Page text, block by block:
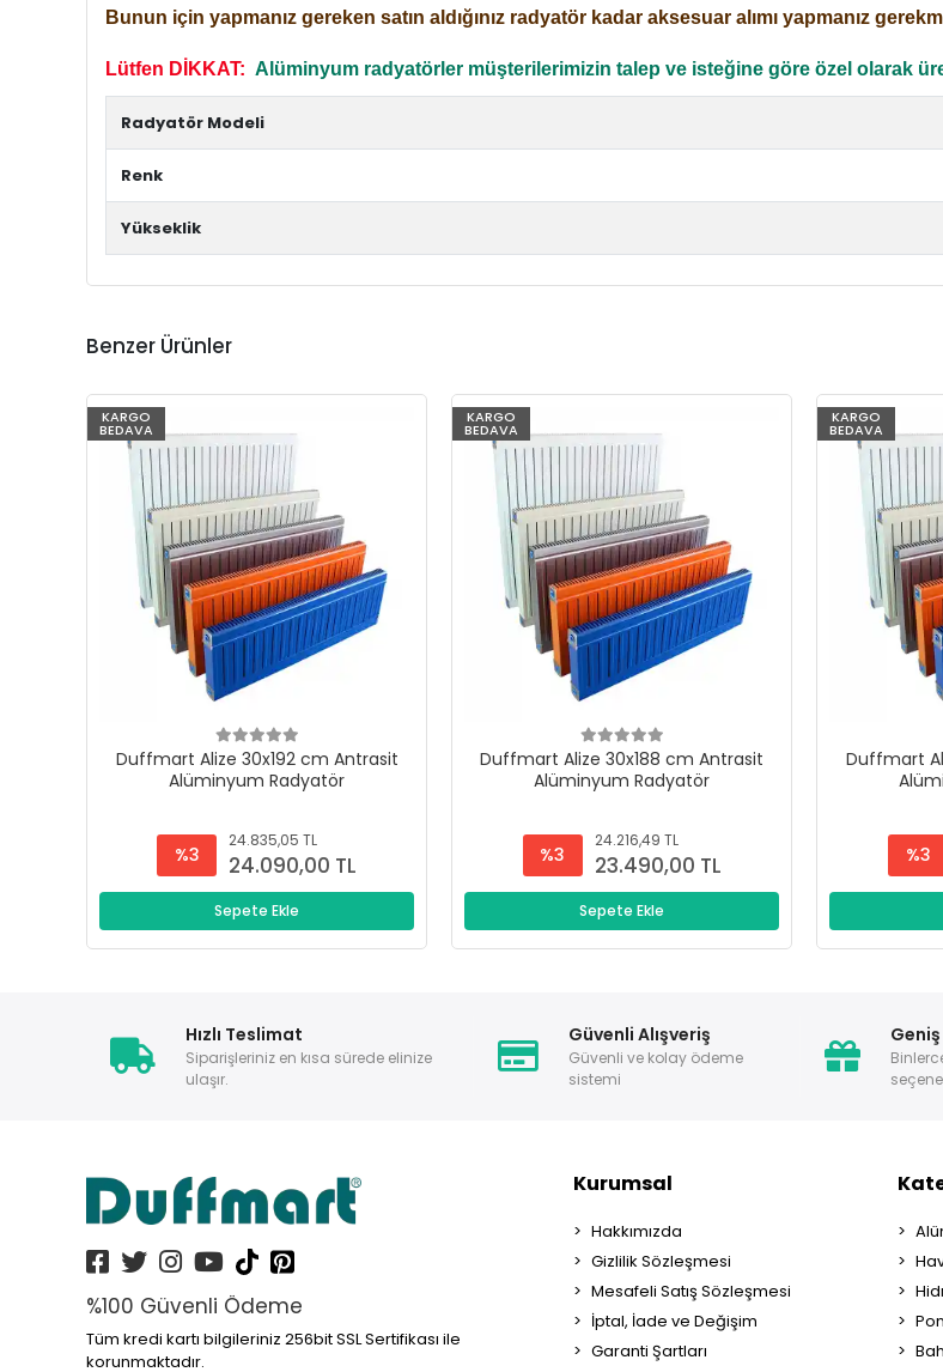
Bunun için yapmanız gereken satın aldığınız radyatör kadar aksesuar alımı yapmanız
Lütfen DİKKAT: Alüminyum radyatörler müşterilerimizin talep ve isteğine göre özel olarak
Radyatör Modeli
Renk
Yükseklik
Benzer Ürünler
KARGO
BEDAVA
Duffmart Alize 30x192 cm Antrasit
Alüminyum Radyatör
%3
24.835,05 TL
24.090,00 TL
Sepete Ekle
KARGO
BEDAVA
Duffmart Alize 30x188 cm Antrasit
Alüminyum Radyatör
%3
24.216,49 TL
23.490,00 TL
Sepete Ekle
KARGO
BEDAVA
Duffmart
%3
Hızlı Teslimat
Siparişleriniz en kısa sürede elinize
ulaşır.
Güvenli Alışveriş
Güvenli ve kolay ödeme
sistemi
%100 Güvenli Ödeme
Tüm kredi kartı bilgileriniz 256bit SSL Sertifikası ile
korunmaktadır.
Kurumsal
Hakkımızda
Gizlilik Sözleşmesi
Mesafeli Satış Sözleşmesi
İptal, İade ve Değişim
Garanti Şartları